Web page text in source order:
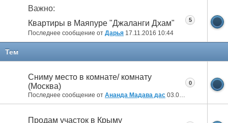
Важно:
Квартиры в Маяпуре "Джаланги Дхам"
Последнее сообщение от Дарья 17.11.2016 10:44
5
Тем
Сниму место в комнате/ комнату
(Москва)
Последнее сообщение от Ананда Мадава дас 03.06.2026
0
Продам участок в Крыму